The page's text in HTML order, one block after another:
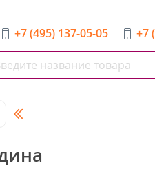
+7 (495) 137-05-05 +7